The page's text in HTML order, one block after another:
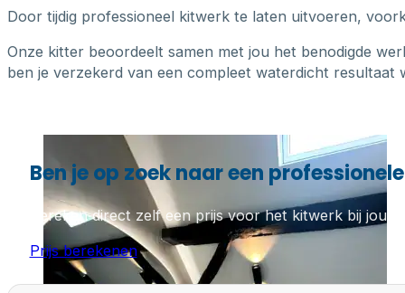
Door tijdig professioneel kitwerk te laten uitvoeren,
Onze kitter beoordeelt samen met jou het benodigde
ben je verzekerd van een compleet waterdicht resultaat
Ben je op zoek naar een
Bereken direct zelf een prijs voor het kitwerk bij jou
Prijs berekenen